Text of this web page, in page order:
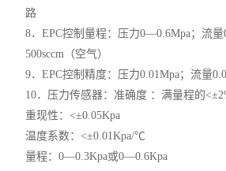
路
8．EPC控制量程：压力0—0.6Mpa；流
500sccm（空气）
9．EPC控制精度：压力0.01Mpa；流量
10．压力传感器：准确度 ：满量程的
重现性：<±0.05Kpa
温度系数：<±0.01Kpa/℃
量程：0—0.3Kpa或0—0.6Kpa